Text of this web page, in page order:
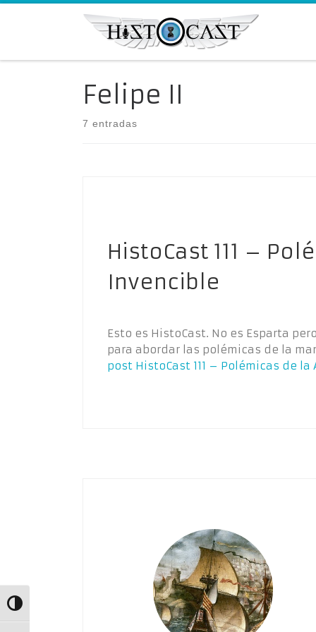
Alternar alto contraste
Saltar al contenido
Felipe II
7 entradas
HistoCast 111 –
Invencible
Esto es HistoCast. No es Esparta
para abordar las polémicas de la
post HistoCast 111 – Polémicas de